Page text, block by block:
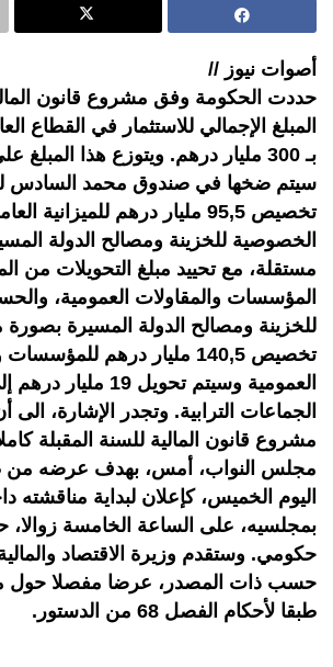
أصوات نيوز //
المبلغ الإجمالي للاستثمار في القطاع
سيتم ضخها في صندوق محمد السادس
تخصيص 95,5 مليار درهم للميزانية
الخصوصية للخزينة ومصالح الدولة
مستقلة، مع تحييد مبلغ التحويلات من
المؤسسات والمقاولات العمومية،
للخزينة ومصالح الدولة المسيرة
تخصيص 140,5 مليار درهم
العمومية وسيتم تحويل 19
الجماعات الترابية. وتجدر الإشارة،
مشروع قانون المالية للسنة المقبلة
مجلس النواب، أمس، بهدف عرضه من
اليوم الخميس، كإعلان لبداية مناقشته
بمجلسيه، على الساعة الخامسة
حكومي. وستقدم وزيرة الاقتصاد
حسب ذات المصدر، عرضا مفصلا حول
طبقا لأحكام الفصل 68 من الدستور.